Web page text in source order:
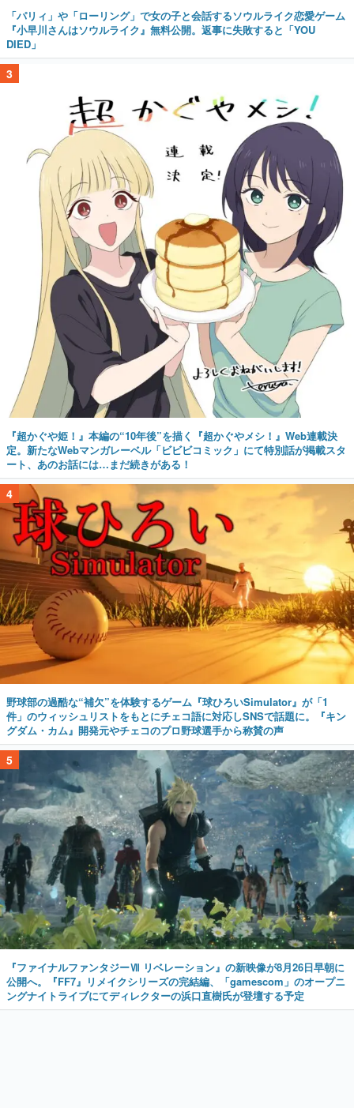
「パリィ」や「ローリング」で女の子と会話するソウルライク恋愛ゲーム
『小早川さんはソウルライク』無料公開。返事に失敗すると「YOU
DIED」
3
『超かぐや姫！』本編の“10年後”を描く『超かぐやメシ！』Web連載決
定。新たなWebマンガレーベル「ビビビコミック」にて特別話が掲載スタ
ート、あのお話には…まだ続きがある！
4
野球部の過酷な“補欠”を体験するゲーム『球ひろいSimulator』が「1
件」のウィッシュリストをもとにチェコ語に対応しSNSで話題に。『キン
グダム・カム』開発元やチェコのプロ野球選手から称賛の声
5
『ファイナルファンタジーⅦ リベレーション』の新映像が8月26日早朝に
公開へ。『FF7』リメイクシリーズの完結編、「gamescom」のオープニ
ングナイトライブにてディレクターの浜口直樹氏が登壇する予定